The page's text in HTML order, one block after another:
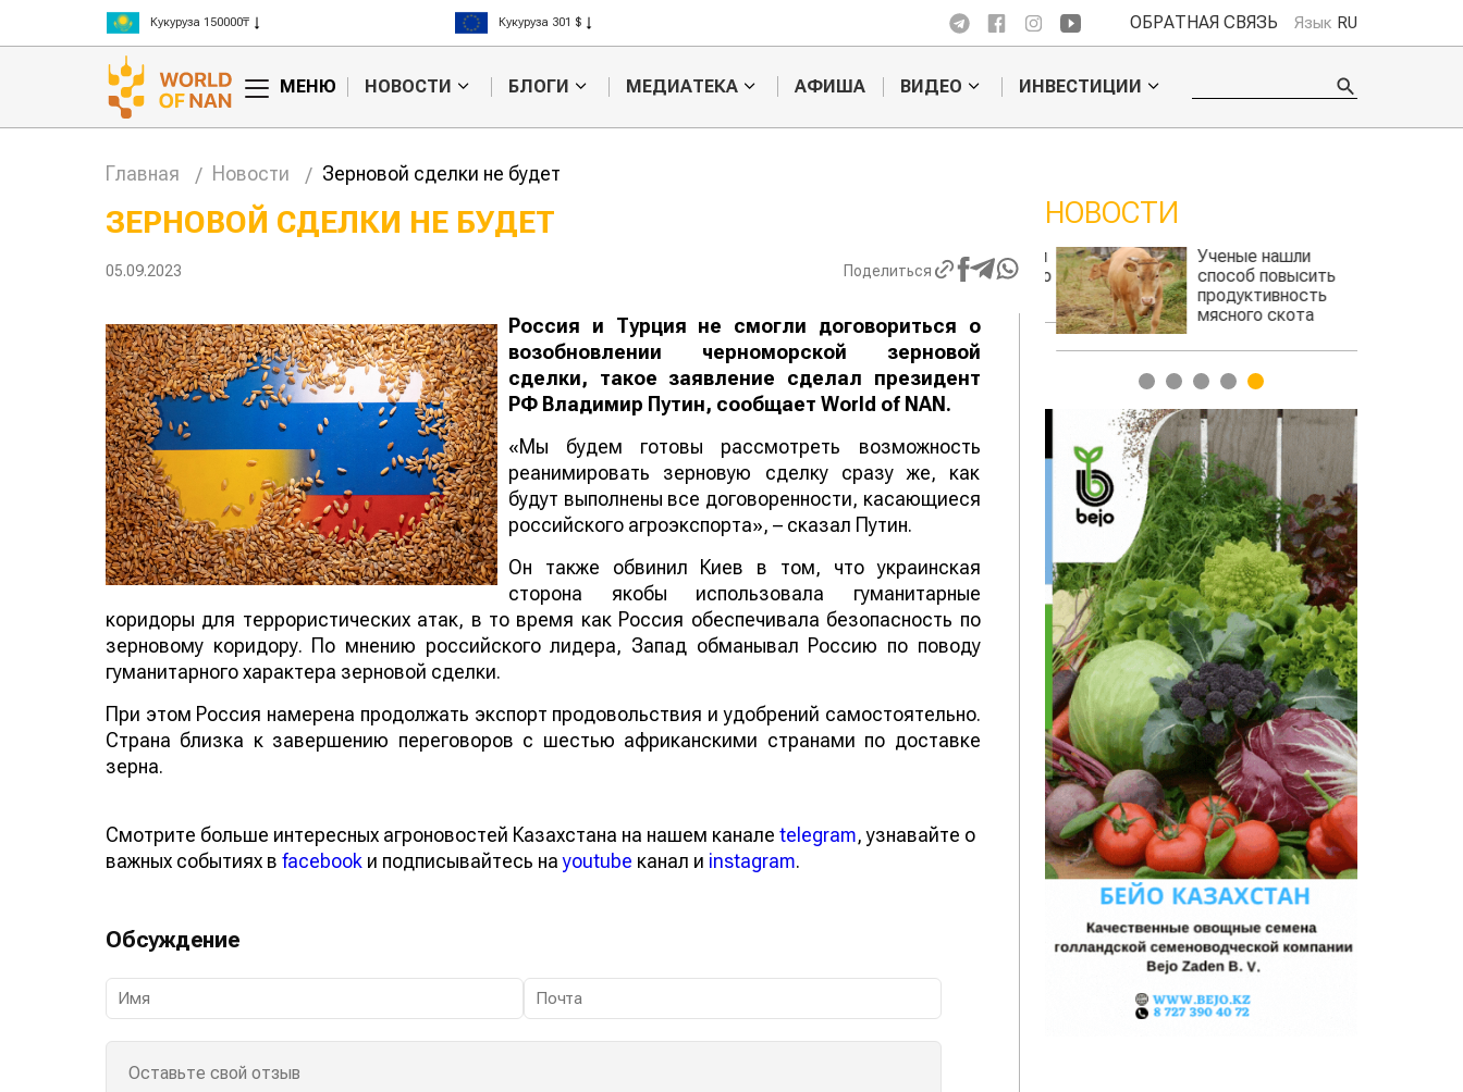
Кукуруза 150000₸
Рис 300000₸
Пшеница 3 класс 125000₸
Кукуруза 301 $
Рис 408 $
ОБРАТНАЯ СВЯЗЬ Язык RU
МЕНЮ НОВОСТИ БЛОГИ МЕДИАТЕКА АФИША ВИДЕО ИНВЕСТИЦИИ
Главная Новости Зерновой сделки не будет
ЗЕРНОВОЙ СДЕЛКИ НЕ БУДЕТ
05.09.2023 Поделиться
Россия и Турция не смогли договориться о
возобновлении черноморской зерновой
сделки, такое заявление сделал президент
РФ Владимир Путин, сообщает World of NAN.
«Мы будем готовы рассмотреть возможность
реанимировать зерновую сделку сразу же, как
будут выполнены все договоренности, касающиеся
российского агроэкспорта», – сказал Путин.
Он также обвинил Киев в том, что украинская
сторона якобы использовала гуманитарные
коридоры для террористических атак, в то время как Россия обеспечивала безопасность по
зерновому коридору. По мнению российского лидера, Запад обманывал Россию по поводу
гуманитарного характера зерновой сделки.
При этом Россия намерена продолжать экспорт продовольствия и удобрений самостоятельно.
Страна близка к завершению переговоров с шестью африканскими странами по доставке
зерна.
Смотрите больше интересных агроновостей Казахстана на нашем канале telegram, узнавайте о
важных событиях в facebook и подписывайтесь наyoutube канал и instagram.
Обсуждение
НОВОСТИ
авиатоплива
лазером
Кыргызстан обошел
Казахстан по темпам роста сельского
Ученые нашли
способ повысить
продуктивность
мясного скота
1 2 3 4 5